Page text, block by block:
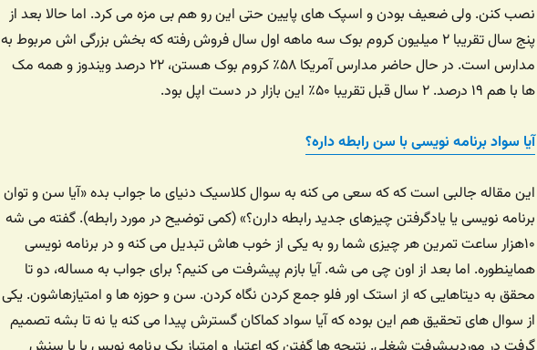
نصب کنن. ولی ضعیف بودن و اسپک های پایین حتی این رو هم بی مزه می کرد. اما حالا بعد از
پنج سال تقریبا ۲ میلیون کروم بوک سه ماهه اول سال فروش رفته که بخش بزرگی اش مربوط به
مدارس است. در حال حاضر مدارس آمریکا ۵۸٪ کروم بوک هستن، ۲۲ درصد ویندوز و همه مک
ها با هم ۱۹ درصد. ۲ سال قبل تقریبا ۵۰٪ این بازار در دست اپل بود.
آیا سواد برنامه نویسی با سن رابطه داره؟
این مقاله جالبی است که که سعی می کنه به سوال کلاسیک دنیای ما جواب بده «آیا سن و توان
برنامه نویسی یا یادگرفتن چیزهای جدید رابطه دارن؟» (کمی توضیح در مورد رابطه). گفته می شه
۱۰هزار ساعت تمرین هر چیزی شما رو به یکی از خوب هاش تبدیل می کنه و در برنامه نویسی
هماینطوره. اما بعد از اون چی می شه. آیا بازم پیشرفت می کنیم؟ برای جواب به مساله، دو تا
محقق به دیتاهایی که از استک اور فلو جمع کردن نگاه کردن. سن و حوزه ها و امتیازهاشون. یکی
از سوال های تحقیق هم این بوده که آیا سواد کماکان گسترش پیدا می کنه یا نه تا بشه تصمیم